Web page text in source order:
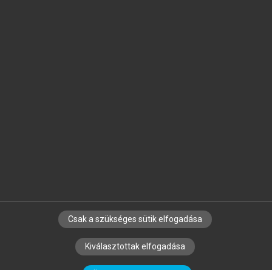
SZERZŐKNEK CÉGEKNEK KÖNYVTÁROSOKNAK
SZERKESZTÉSI ÉS LEKTORÁLÁSI ALAPELVEK
Csak a szükséges sütik elfogadása
Kiválasztottak elfogadása